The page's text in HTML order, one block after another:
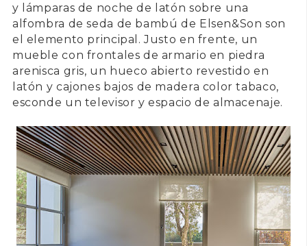
y lámparas de noche de latón sobre una
alfombra de seda de bambú de Elsen&Son son
el elemento principal. Justo en frente, un
mueble con frontales de armario en piedra
arenisca gris, un hueco abierto revestido en
latón y cajones bajos de madera color tabaco,
esconde un televisor y espacio de almacenaje.